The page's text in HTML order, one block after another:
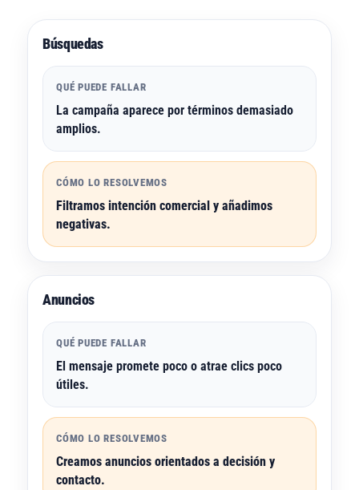
Búsquedas
QUÉ PUEDE FALLAR
La campaña aparece por términos demasiado
amplios.
CÓMO LO RESOLVEMOS
Filtramos intención comercial y añadimos
negativas.
Anuncios
QUÉ PUEDE FALLAR
El mensaje promete poco o atrae clics poco
útiles.
CÓMO LO RESOLVEMOS
Creamos anuncios orientados a decisión y
contacto.